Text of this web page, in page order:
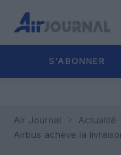
S'ABONNER
Air Journal
Actualité
Airbus achève la